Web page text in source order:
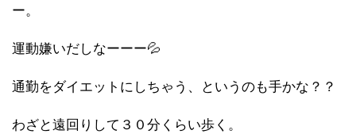
ー。
運動嫌いだしなーーー💦
通勤をダイエットにしちゃう、というのも手かな？？
わざと遠回りして３０分くらい歩く。